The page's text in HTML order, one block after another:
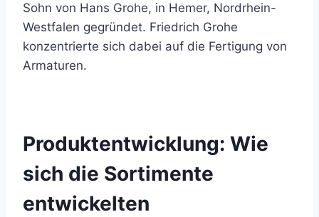
Sohn von Hans Grohe, in Hemer, Nordrhein-
Westfalen gegründet. Friedrich Grohe
konzentrierte sich dabei auf die Fertigung von
Armaturen.
Produktentwicklung: Wie
sich die Sortimente
entwickelten